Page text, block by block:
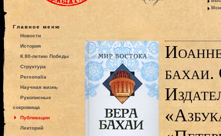
Главное меню
Новости
История
К 80-летию Победы
Структура
Personalia
Научная жизнь
Рукописные
сокровища
Публикации
Лекторий